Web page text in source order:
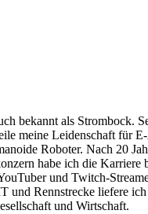
bekannt als Strombock.
meine Leidenschaft für
Roboter. Nach 20
habe ich die Karriere
und Twitch-
und Rennstrecke liefere
und Wirtschaft.